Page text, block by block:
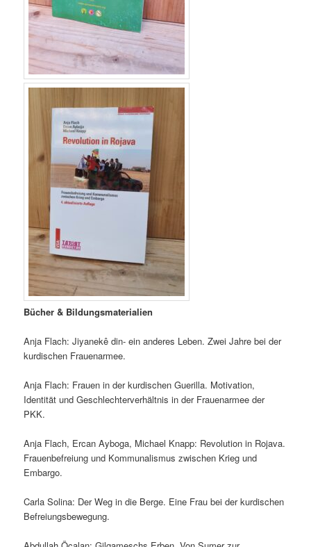
Bücher & Bildungsmaterialien
Anja Flach: Jiyanekê din- ein anderes Leben. Zwei Jahre bei der
kurdischen Frauenarmee.
Anja Flach: Frauen in der kurdischen Guerilla. Motivation,
Identität und Geschlechterverhältnis in der Frauenarmee der
PKK.
Anja Flach, Ercan Ayboga, Michael Knapp: Revolution in Rojava.
Frauenbefreiung und Kommunalismus zwischen Krieg und
Embargo.
Carla Solina: Der Weg in die Berge. Eine Frau bei der kurdischen
Befreiungsbewegung.